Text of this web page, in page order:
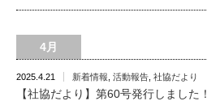
4月
2025.4.21 新着情報 活動報告 社協だより
【社協だより】第60号発行しました！